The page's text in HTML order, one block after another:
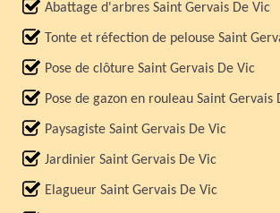
Abattage d'arbres Saint Gervais De Vic
Tonte et réfection de pelouse Saint
Pose de clôture Saint Gervais De Vic
Pose de gazon en rouleau Saint Gervais
Paysagiste Saint Gervais De Vic
Jardinier Saint Gervais De Vic
Elagueur Saint Gervais De Vic